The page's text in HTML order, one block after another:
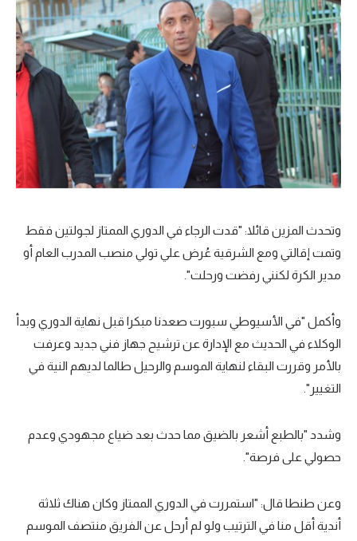
وتحدث المزين قائلا: "قدت الرجاء في الدوري الممتاز لجولتين فقط
وتمت إقالتي ومع الشرقية عُرض علي تولي منصب المدرب العام أو
مدير الكرة لكنني رفضت ورحلت".
وأكمل "في الأسيوطي سبورت صعدنا مبكرا قبل نهاية الدوري وبدأ
الوكلاء في الحديث مع الإدارة عن ترشيح جهاز فني جديد وعرفت
بالأمر وقررت البقاء لنهاية الموسم والرحيل طالما لديهم النية في
التغيير".
وشدد "بالطبع أشعر بالضيق مما حدث بعد ضياع مجهودي وعدم
حصولي على فرصة".
وعن طنطا قال: "استمررت في الدوري الممتاز وكان هناك ثلاثة
أندية أقل منا في الترتيب ولو لم أرحل عن الفريق منتصف الموسم